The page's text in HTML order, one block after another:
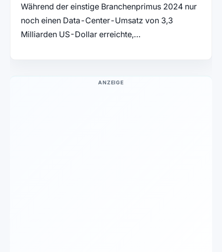
Während der einstige Branchenprimus 2024 nur
noch einen Data-Center-Umsatz von 3,3
Milliarden US-Dollar erreichte,…
ANZEIGE